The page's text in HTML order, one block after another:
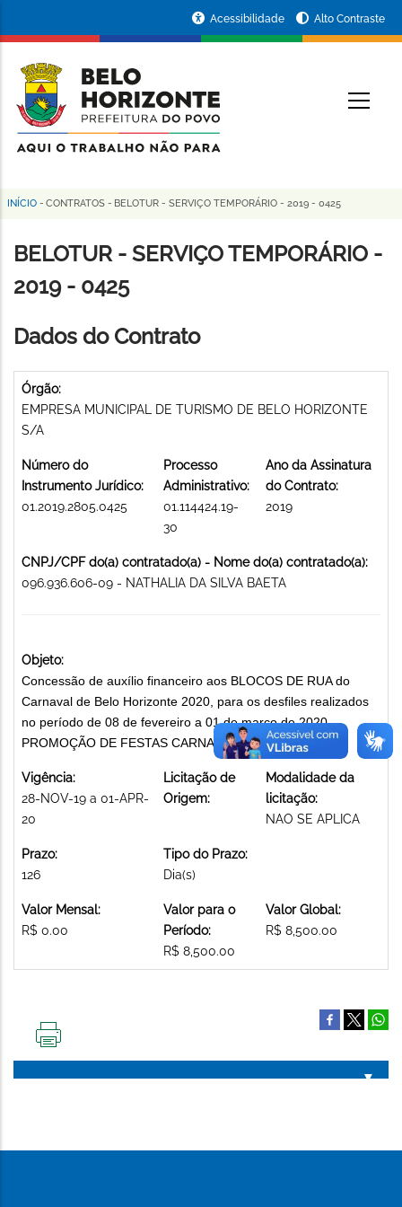
conteúdo
principal
da
Prefeitura
de
Horizonte
Acessibilidade Alto Contraste
Trilha
de
navegação
INÍCIO - CONTRATOS - BELOTUR - SERVIÇO TEMPORÁRIO - 2019 - 0425
BELOTUR - SERVIÇO TEMPORÁRIO -
2019 - 0425
Dados do Contrato
Órgão:
EMPRESA MUNICIPAL DE TURISMO DE BELO HORIZONTE
S/A
Número do
Instrumento Jurídico:
01.2019.2805.0425
Processo
Administrativo:
01.114424.19-
30
Ano da Assinatura
do Contrato:
2019
CNPJ/CPF do(a) contratado(a) - Nome do(a) contratado(a):
096.936.606-09 - NATHALIA DA SILVA BAETA
Objeto:
Concessão de auxílio financeiro aos BLOCOS DE RUA do
Carnaval de Belo Horizonte 2020, para os desfiles realizados
no período de 08 de fevereiro a 01 de março de 2020.
PROMOÇÃO DE FESTAS CARNAVALESCAS
Vigência:
28-NOV-19 a 01-APR-
20
Licitação de
Origem:
Modalidade da
licitação:
NAO SE APLICA
Prazo:
126
Tipo do Prazo:
Dia(s)
Valor Mensal:
R$ 0.00
Valor para o
Período:
R$ 8,500.00
Valor Global:
R$ 8,500.00
PÁGINA